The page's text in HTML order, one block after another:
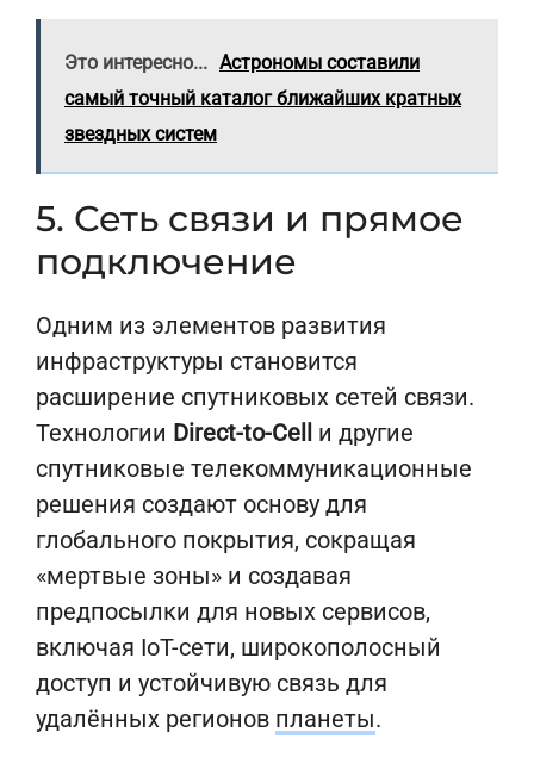
Это интересно... Астрономы составили
самый точный каталог ближайших кратных
звездных систем
5. Сеть связи и прямое
подключение
Одним из элементов развития
инфраструктуры становится
расширение спутниковых сетей связи.
Технологии Direct-to-Cell и другие
спутниковые телекоммуникационные
решения создают основу для
глобального покрытия, сокращая
«мертвые зоны» и создавая
предпосылки для новых сервисов,
включая IoT-сети, широкополосный
доступ и устойчивую связь для
удалённых регионов планеты.